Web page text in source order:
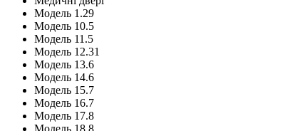
Модель 1.29
Модель 10.5
Модель 11.5
Модель 12.31
Модель 13.6
Модель 14.6
Модель 15.7
Модель 16.7
Модель 17.8
Модель 18.8